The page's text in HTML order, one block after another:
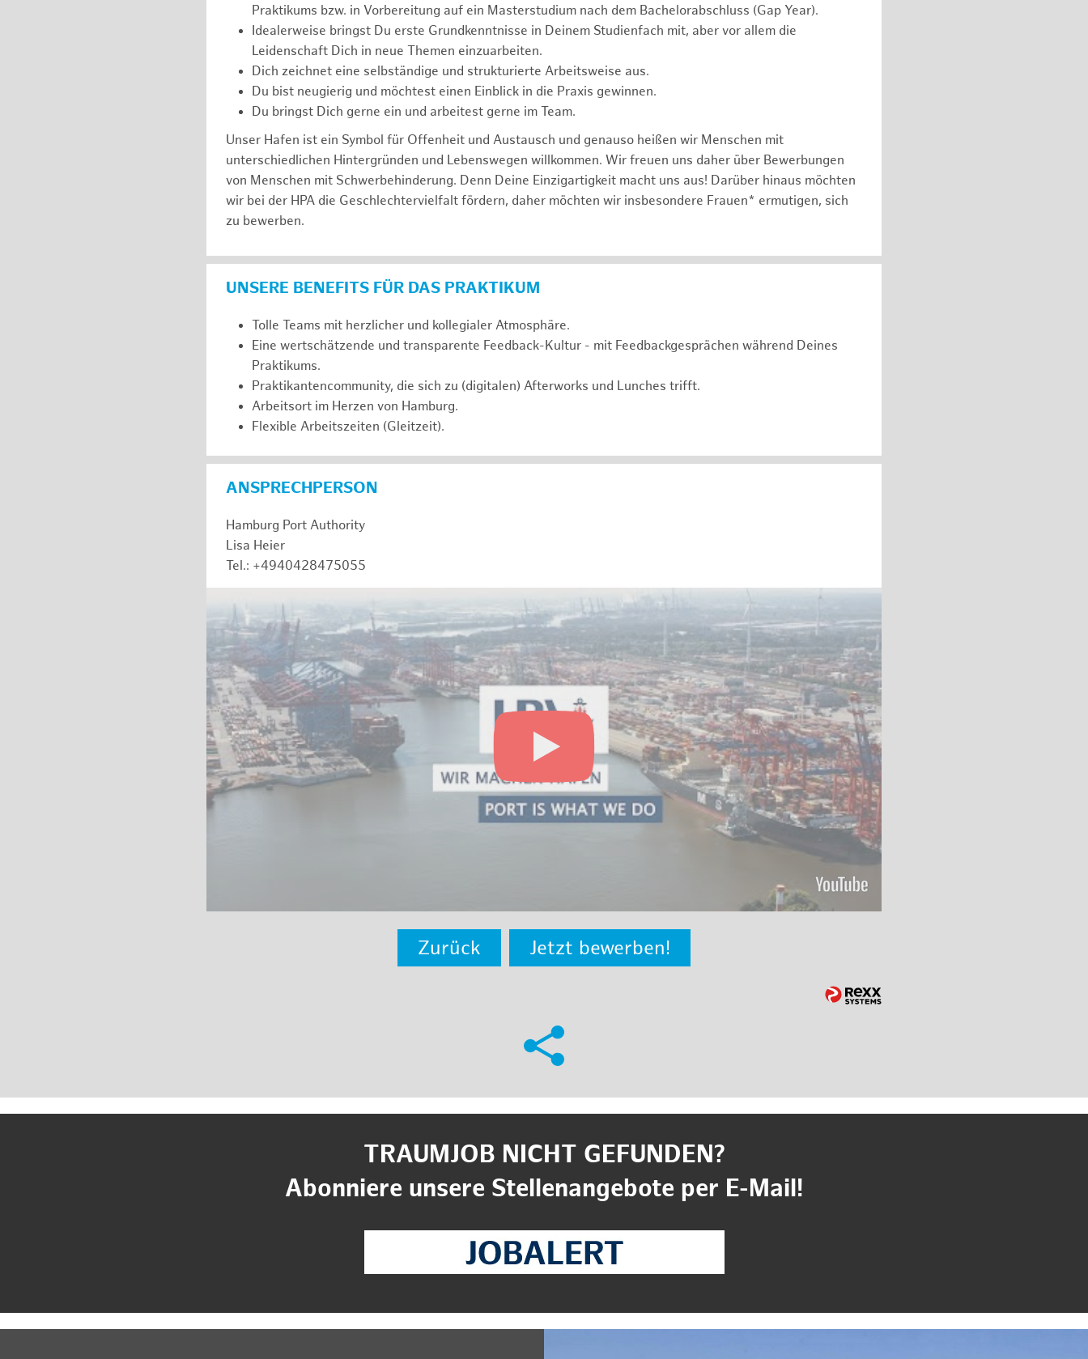
Praktikums bzw. in Vorbereitung auf ein Masterstudium nach dem Bachelorabschluss (Gap Year).
Idealerweise bringst Du erste Grundkenntnisse in Deinem Studienfach mit, aber vor allem die
Leidenschaft Dich in neue Themen einzuarbeiten.
Dich zeichnet eine selbständige und strukturierte Arbeitsweise aus.
Du bist neugierig und möchtest einen Einblick in die Praxis gewinnen.
Du bringst Dich gerne ein und arbeitest gerne im Team.
Unser Hafen ist ein Symbol für Offenheit und Austausch und genauso heißen wir Menschen mit
unterschiedlichen Hintergründen und Lebenswegen willkommen. Wir freuen uns daher über Bewerbungen
von Menschen mit Schwerbehinderung. Denn Deine Einzigartigkeit macht uns aus! Darüber hinaus möchten
wir bei der HPA die Geschlechtervielfalt fördern, daher möchten wir insbesondere Frauen* ermutigen, sich
zu bewerben.
UNSERE BENEFITS FÜR DAS PRAKTIKUM
Tolle Teams mit herzlicher und kollegialer Atmosphäre.
Eine wertschätzende und transparente Feedback-Kultur - mit Feedbackgesprächen während Deines
Praktikums.
Praktikantencommunity, die sich zu (digitalen) Afterworks und Lunches trifft.
Arbeitsort im Herzen von Hamburg.
Flexible Arbeitszeiten (Gleitzeit).
ANSPRECHPERSON
Hamburg Port Authority
Lisa Heier
Tel.: +4940428475055
Zurück Jetzt bewerben!
TRAUMJOB NICHT GEFUNDEN?
Abonniere unsere Stellenangebote per E-Mail!